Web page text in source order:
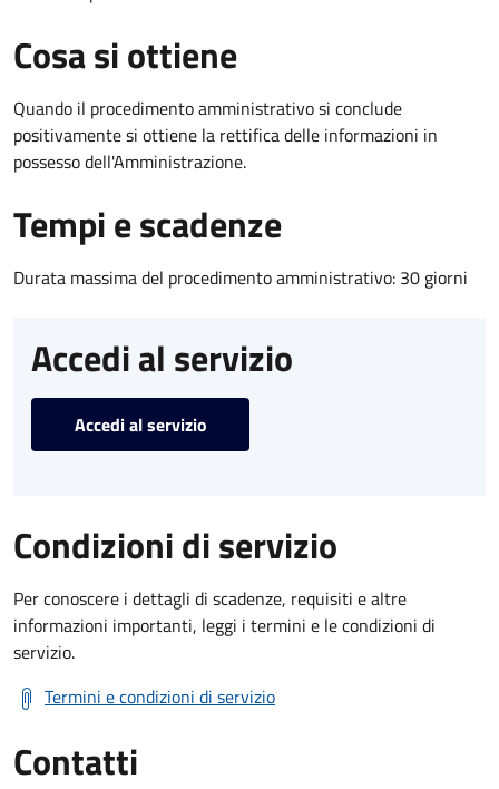
Cosa si ottiene
Quando il procedimento amministrativo si conclude
positivamente si ottiene la rettifica delle informazioni in
possesso dell'Amministrazione.
Tempi e scadenze
Durata massima del procedimento amministrativo: 30 giorni
Accedi al servizio
Accedi al servizio
Condizioni di servizio
Per conoscere i dettagli di scadenze, requisiti e altre
informazioni importanti, leggi i termini e le condizioni di
servizio.
Termini e condizioni di servizio
Contatti